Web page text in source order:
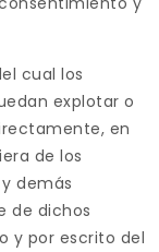
cual los
explotar o
en
de los
demás
de dichos
y por escrito del